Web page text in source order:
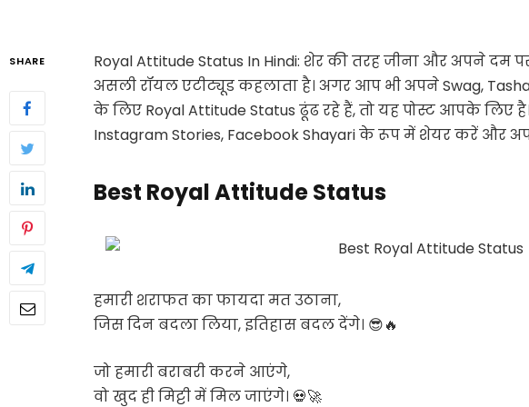
SHARE
Royal Attitude Status In Hindi: शेर की तरह जीना और अपने दम
असली रॉयल एटीट्यूड कहलाता है। अगर आप भी अपने Swag,
के लिए Royal Attitude Status ढूंढ रहे हैं, तो यह पोस्ट आपके लिए
Instagram Stories, Facebook Shayari के रूप में शेयर करें और
Best Royal Attitude Status
हमारी शराफत का फायदा मत उठाना,
जिस दिन बदला लिया, इतिहास बदल देंगे। 😎🔥
जो हमारी बराबरी करने आएंगे,
वो खुद ही मिट्टी में मिल जाएंगे। 💀🚀